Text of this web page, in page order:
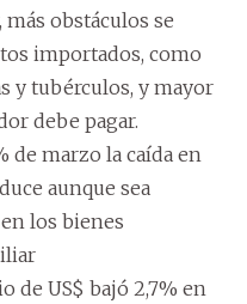
obstáculos se
importados, como
y tubérculos, y mayor
debe pagar.
de marzo la caída en
aunque sea
los bienes
de US$ bajó 2,7% en